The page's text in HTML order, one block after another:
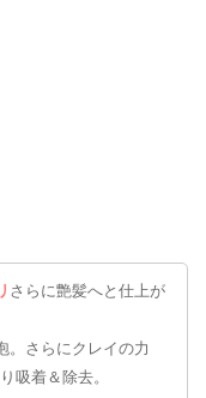
さらに艶髪へと仕上が
。さらにクレイの力
吸着＆除去。